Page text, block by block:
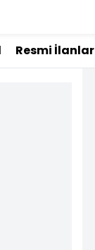
Resmi İlanlar